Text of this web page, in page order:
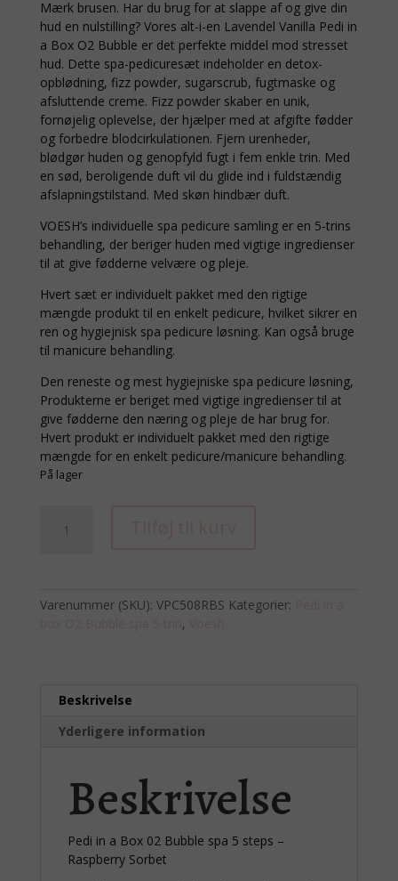
Mærk brusen. Har du brug for at slappe af og give din
hud en nulstilling? Vores alt-i-en Lavendel Vanilla Pedi in
a Box O2 Bubble er det perfekte middel mod stresset
hud. Dette spa-pedicuresæt indeholder en detox-
opblødning, fizz powder, sugarscrub, fugtmaske og
afsluttende creme. Fizz powder skaber en unik,
fornøjelig oplevelse, der hjælper med at afgifte fødder
og forbedre blodcirkulationen. Fjern urenheder,
blødgør huden og genopfyld fugt i fem enkle trin. Med
en sød, beroligende duft vil du glide ind i fuldstændig
afslapningstilstand. Med skøn hindbær duft.
VOESH’s individuelle spa pedicure samling er en 5-trins
behandling, der beriger huden med vigtige ingredienser
til at give fødderne velvære og pleje.
Hvert sæt er individuelt pakket med den rigtige
mængde produkt til en enkelt pedicure, hvilket sikrer en
ren og hygiejnisk spa pedicure løsning. Kan også bruge
til manicure behandling.
Den reneste og mest hygiejniske spa pedicure løsning,
Produkterne er beriget med vigtige ingredienser til at
give fødderne den næring og pleje de har brug for.
Hvert produkt er individuelt pakket med den rigtige
mængde for en enkelt pedicure/manicure behandling.
På lager
Bubble
Raspberry
antal
Varenummer (SKU): VPC508RBS Kategorier:
,
Beskrivelse
Yderligere information
Beskrivelse
Pedi in a Box 02 Bubble spa 5 steps –
Raspberry Sorbet